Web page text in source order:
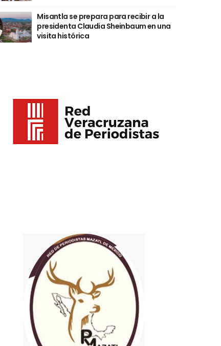
Misantla se prepara para recibir a la
presidenta Claudia Sheinbaum en una
visita histórica